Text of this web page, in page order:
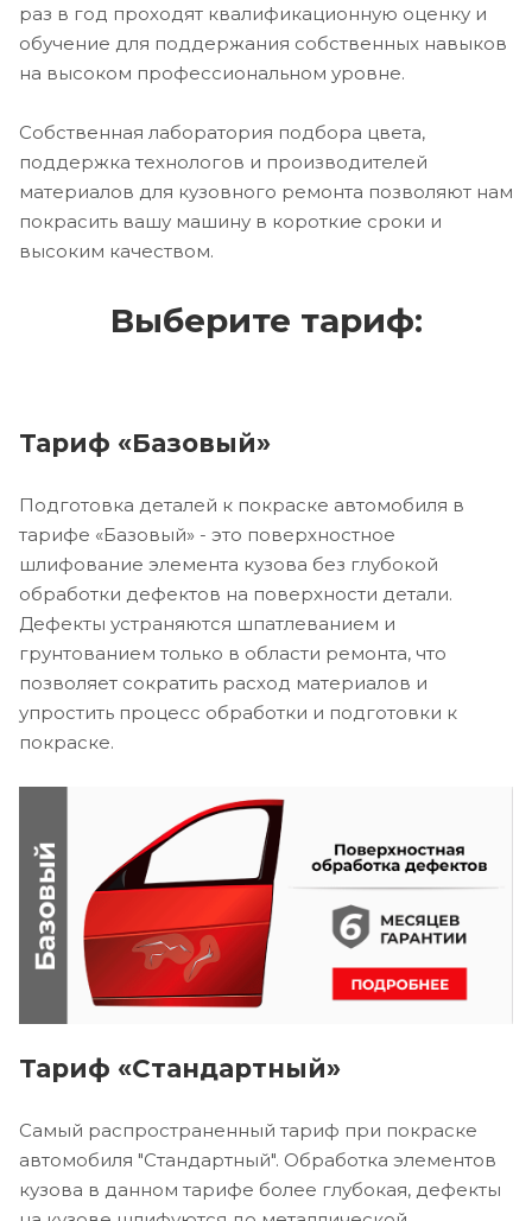
раз в год проходят квалификационную оценку и
обучение для поддержания собственных навыков
на высоком профессиональном уровне.
Собственная лаборатория подбора цвета,
поддержка технологов и производителей
материалов для кузовного ремонта позволяют нам
покрасить вашу машину в короткие сроки и
высоким качеством.
Выберите тариф:
Тариф «Базовый»
Подготовка деталей к покраске автомобиля в
тарифе «Базовый» - это поверхностное
шлифование элемента кузова без глубокой
обработки дефектов на поверхности детали.
Дефекты устраняются шпатлеванием и
грунтованием только в области ремонта, что
позволяет сократить расход материалов и
упростить процесс обработки и подготовки к
покраске.
Тариф «Стандартный»
Самый распространенный тариф при покраске
автомобиля "Стандартный". Обработка элементов
кузова в данном тарифе более глубокая, дефекты